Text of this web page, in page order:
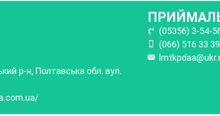
р-н, Полтавська обл. вул.
(05356) 3-54-
(066) 516 33 39